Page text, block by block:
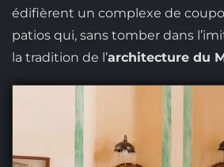
édifièrent un complexe de
patios qui, sans tomber dans
la tradition de l’architecture du